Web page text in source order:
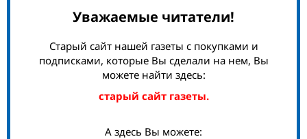
Уважаемые читатели!
Старый сайт нашей газеты с покупками и
подписками, которые Вы сделали на нем, Вы
можете найти здесь:
старый сайт газеты.
А здесь Вы можете: